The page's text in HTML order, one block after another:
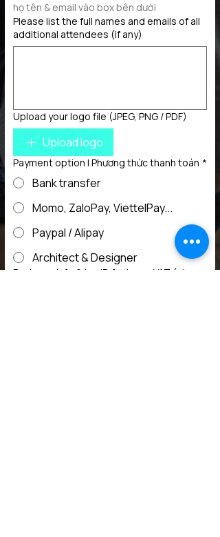
họ tên & email vào box bên dưới
Please list the full names and emails of all
additional attendees (if any)
Upload your logo file (JPEG, PNG / PDF)
Upload logo
Payment option | Phương thức thanh toán *
Bank transfer
Momo, ZaloPay, ViettelPay...
Paypal / Alipay
Architect & Designer
Business info & tax ID for issue VAT (pls